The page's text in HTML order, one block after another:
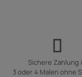
Sichere Zahlung
3 oder 4 Malen ohne